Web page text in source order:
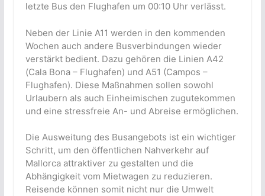
letzte Bus den Flughafen um 00:10 Uhr verlässt.
Neben der Linie A11 werden in den kommenden
Wochen auch andere Busverbindungen wieder
verstärkt bedient. Dazu gehören die Linien A42
(Cala Bona – Flughafen) und A51 (Campos –
Flughafen). Diese Maßnahmen sollen sowohl
Urlaubern als auch Einheimischen zugutekommen
und eine stressfreie An- und Abreise ermöglichen.
Die Ausweitung des Busangebots ist ein wichtiger
Schritt, um den öffentlichen Nahverkehr auf
Mallorca attraktiver zu gestalten und die
Abhängigkeit vom Mietwagen zu reduzieren.
Reisende können somit nicht nur die Umwelt